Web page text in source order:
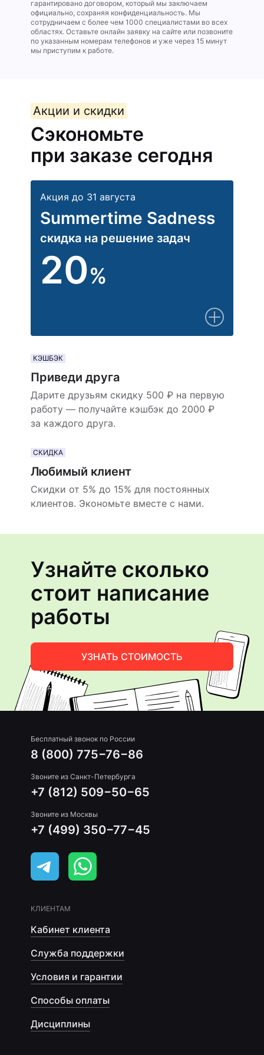
гарантировано договором, который мы заключаем
официально, сохраняя конфиденциальность. Мы
сотрудничаем с более чем 1000 специалистами во всех
областях. Оставьте онлайн заявку на сайте или позвоните
по указанным номерам телефонов и уже через 15 минут
мы приступим к работе.
Акции и скидки
Сэкономьте
при заказе сегодня
Акция до 31 августа
Summertime Sadness
скидка на решение задач
20%
КЭШБЭК
Приведи друга
Дарите друзьям скидку 500 ₽ на первую
работу — получайте кэшбэк до 2000 ₽
за каждого друга.
СКИДКА
Любимый клиент
Скидки от 5% до 15% для постоянных
клиентов. Экономьте вместе с нами.
Узнайте сколько
стоит написание
работы
УЗНАТЬ СТОИМОСТЬ
Бесплатный звонок по России
8 (800) 775−76−86
Звоните из Санкт-Петербурга
+7 (812) 509−50−65
Звоните из Москвы
+7 (499) 350−77−45
КЛИЕНТАМ
Кабинет клиента
Служба поддержки
Условия и гарантии
Способы оплаты
Дисциплины